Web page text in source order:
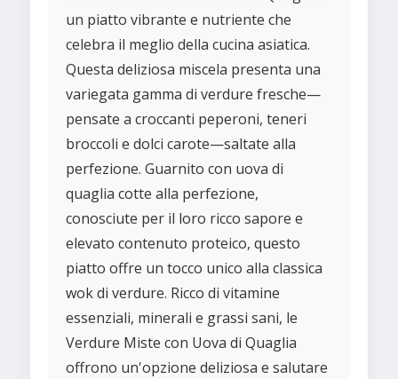
un piatto vibrante e nutriente che
celebra il meglio della cucina asiatica.
Questa deliziosa miscela presenta una
variegata gamma di verdure fresche—
pensate a croccanti peperoni, teneri
broccoli e dolci carote—saltate alla
perfezione. Guarnito con uova di
quaglia cotte alla perfezione,
conosciute per il loro ricco sapore e
elevato contenuto proteico, questo
piatto offre un tocco unico alla classica
wok di verdure. Ricco di vitamine
essenziali, minerali e grassi sani, le
Verdure Miste con Uova di Quaglia
offrono un'opzione deliziosa e salutare